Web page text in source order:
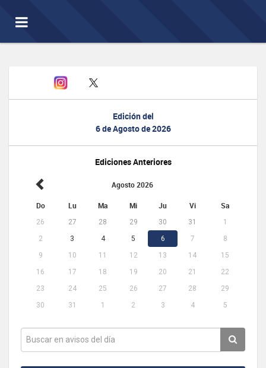
Toggle
navigation
Edición del
6 de Agosto de 2026
Ediciones Anteriores
Agosto 2026
Do Lu Ma Mi Ju Vi Sa
26 27 28 29 30 31
1
2
3 4 5 6 7
8
9
10 11 12 13 14
15
16
17 18 19 20 21
22
23
24 25 26 27 28
29
30
31 1 2 3 4 5